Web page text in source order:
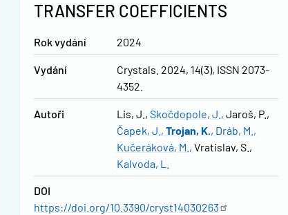
TRANSFER COEFFICIENTS
Rok vydání 2024
Vydání
Crystals. 2024, 14(3), ISSN 2073-
4352.
Autoři Lis, J. Skočdopole, J.
Jaroš, P.
Čapek, J.
Trojan, K.
Dráb, M.
Kučeráková, M.
Vratislav, S.
Kalvoda, L.
DOI
https://doi.org/10.3390/cryst14030263